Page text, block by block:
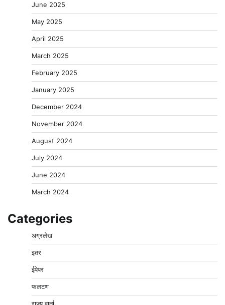
June 2025
May 2025
April 2025
March 2025
February 2025
January 2025
December 2024
November 2024
August 2024
July 2024
June 2024
March 2024
Categories
अग्रलेख
इतर
ईपेपर
फलटण